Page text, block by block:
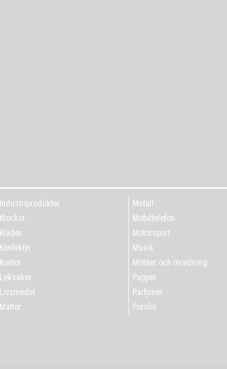
Industriprodukter
Klockor
Kläder
Konfektyr
Kontor
Leksaker
Livsmedel
Mattor
Metall
Mobiltelefon
Motorsport
Musik
Möbler och inredning
Papper
Parfymer
Porslin